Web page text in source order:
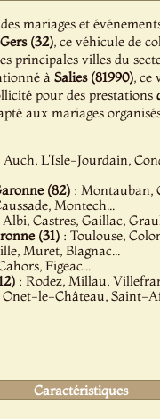
mariages et
(32), ce véhicule de
principales villes du
àSalies (81990), ce
pour des prestations
aux mariages
Auch, L'Isle-Jourdain,
(82) : Montauban,
Montech...
Albi, Castres, Gaillac,
(31) : Toulouse,
Muret, Blagnac...
Figeac...
: Rodez, Millau,
Onet-le-Château, Saint-
Caractéristiques